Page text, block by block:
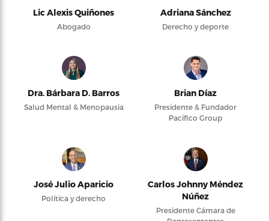
Lic Alexis Quiñones
Abogado
Adriana Sánchez
Derecho y deporte
Dra. Bárbara D. Barros
Salud Mental & Menopausia
Brian Díaz
Presidente & Fundador
Pacifico Group
José Julio Aparicio
Política y derecho
Carlos Johnny Méndez
Núñez
Presidente Cámara de